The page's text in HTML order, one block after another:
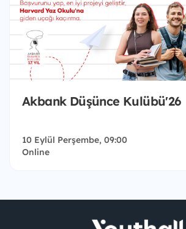
Akbank Düşünce Kulübü'26
10 Eylül Perşembe, 09:00
Online